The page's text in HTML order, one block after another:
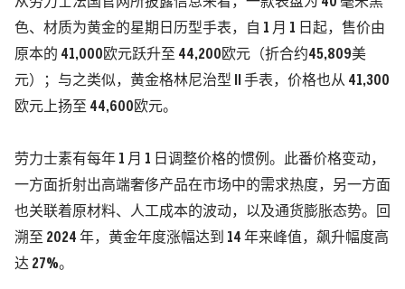
色、材质为黄金的星期日历型手表，自 1 月 1 日起，售价由
原本的 41,000欧元跃升至 44,200欧元（折合约45,809美
元）；与之类似，黄金格林尼治型 II 手表，价格也从 41,300
欧元上扬至 44,600欧元。
劳力士素有每年 1 月 1 日调整价格的惯例。此番价格变动，
一方面折射出高端奢侈产品在市场中的需求热度，另一方面
也关联着原材料、人工成本的波动，以及通货膨胀态势。回
溯至 2024 年，黄金年度涨幅达到 14 年来峰值，飙升幅度高
达 27%。